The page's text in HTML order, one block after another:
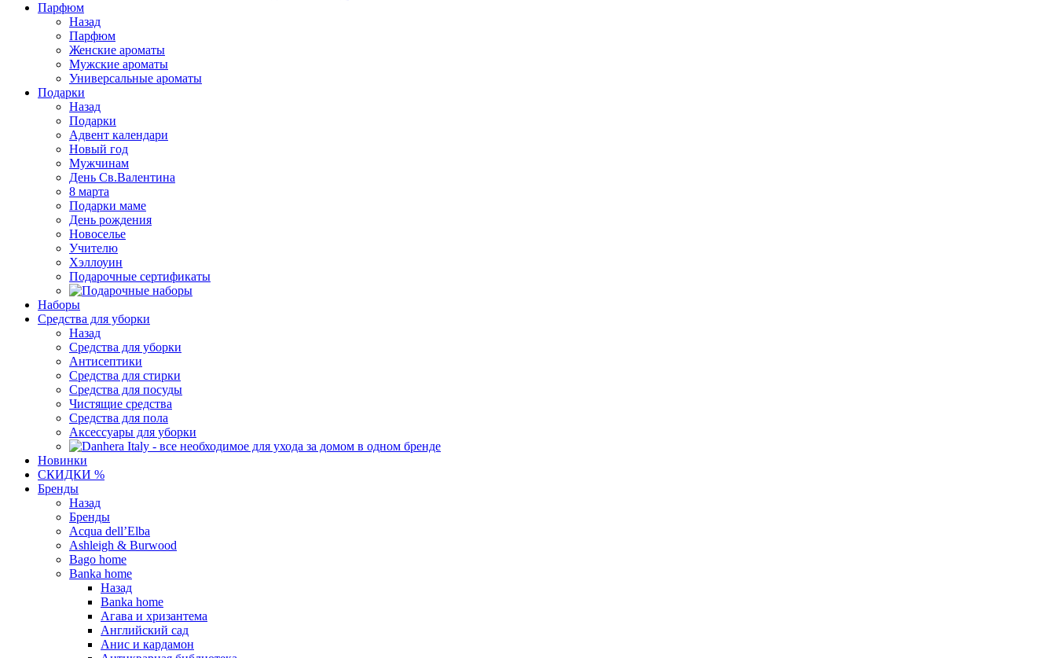
Парфюм
Назад
Парфюм
Женские ароматы
Мужские ароматы
Универсальные ароматы
Подарки
Назад
Подарки
Адвент календари
Новый год
Мужчинам
День Св.Валентина
8 марта
Подарки маме
День рождения
Новоселье
Учителю
Хэллоуин
Подарочные сертификаты
Наборы
Средства для уборки
Назад
Средства для уборки
Антисептики
Средства для стирки
Средства для посуды
Чистящие средства
Средства для пола
Аксессуары для уборки
Новинки
СКИДКИ %
Бренды
Назад
Бренды
Acqua dell’Elba
Ashleigh & Burwood
Bago home
Banka home
Назад
Banka home
Агава и хризантема
Английский сад
Анис и кардамон